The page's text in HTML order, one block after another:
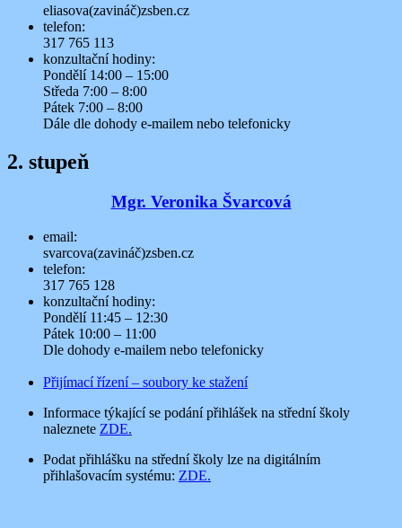
eliasova(zavináč)zsben.cz
telefon:
317 765 113
konzultační hodiny:
Pondělí 14:00 – 15:00
Středa 7:00 – 8:00
Pátek 7:00 – 8:00
Dále dle dohody e-mailem nebo telefonicky
2. stupeň
Mgr. Veronika Švarcová
email:
svarcova(zavináč)zsben.cz
telefon:
317 765 128
konzultační hodiny:
Pondělí 11:45 – 12:30
Pátek 10:00 – 11:00
Dle dohody e-mailem nebo telefonicky
Přijímací řízení – soubory ke stažení
Informace týkající se podání přihlášek na střední školy
naleznete ZDE.
Podat přihlášku na střední školy lze na digitálním
přihlašovacím systému: ZDE.